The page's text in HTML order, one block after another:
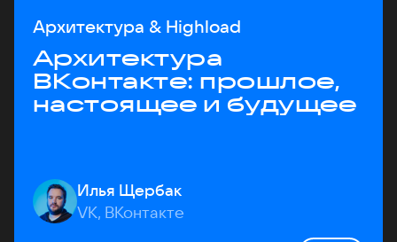
Архитектура & Highload
Архитектура
ВКонтакте: прошлое,
настоящее и будущее
Илья Щербак
VK, ВКонтакте